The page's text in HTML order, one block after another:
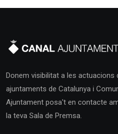
Donem visibilitat a les actuacions
ajuntaments de Catalunya i
Ajuntament posa't en contacte
la teva Sala de Premsa.